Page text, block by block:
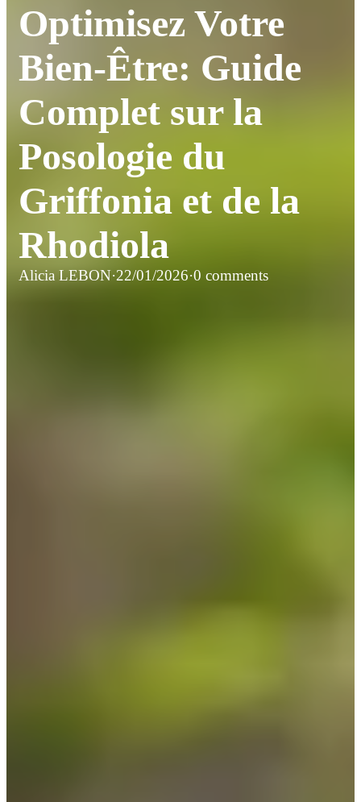
Optimisez Votre
Bien-Être: Guide
Complet sur la
Posologie du
Griffonia et de la
Rhodiola
Alicia LEBON·22/01/2026·0 comments